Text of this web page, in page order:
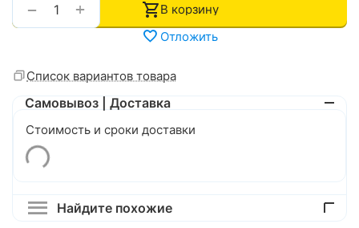
+
−
В корзину
Отложить
Список вариантов товара
Самовывоз | Доставка
Стоимость и сроки доставки
Найдите похожие